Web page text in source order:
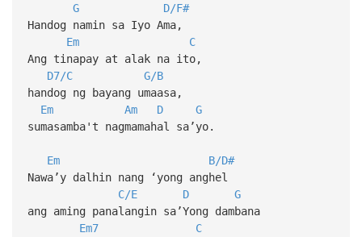
G
D/F#
Handog namin sa Iyo Ama,
Em
C
Ang tinapay at alak na ito,
D7/C
G/B
handog ng bayang umaasa,
Em
Am D
G
sumasamba't nagmamahal sa’yo.
Em
B/D#
Nawa’y dalhin nang ‘yong anghel
C/E
D
G
ang aming panalangin sa’Yong dambana
Em7
C